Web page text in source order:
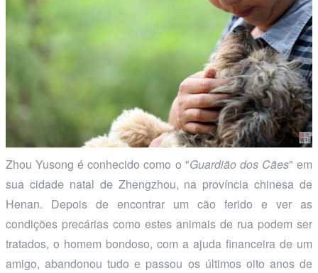
Zhou Yusong é conhecido como o "Guardião dos Cães" em
sua cidade natal de Zhengzhou, na província chinesa de
Henan. Depois de encontrar um cão ferido e ver as
condições precárias como estes animais de rua podem ser
tratados, o homem bondoso, com a ajuda financeira de um
amigo, abandonou tudo e passou os últimos oito anos de